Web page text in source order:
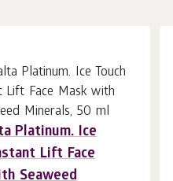
Platinum. Ice
Lift Face
Seaweed
În coș 1buc.